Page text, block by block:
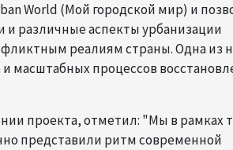
World (Мой городской мир) и
различные аспекты урбанизации
реалиям страны. Одна из
масштабных процессов
проекта, отметил: "Мы в рамках
представили ритм современной